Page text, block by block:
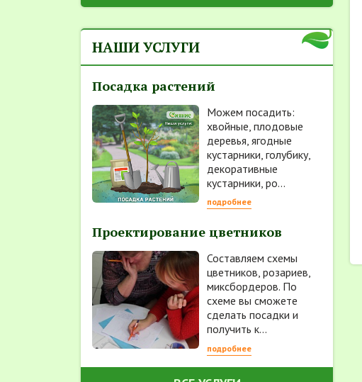
НАШИ УСЛУГИ
Посадка растений
Можем посадить:
хвойные, плодовые
деревья, ягодные
кустарники, голубику,
декоративные
кустарники, ро...
подробнее
Проектирование цветников
Составляем схемы
цветников, розариев,
миксбордеров. По
схеме вы сможете
сделать посадки и
получить к...
подробнее